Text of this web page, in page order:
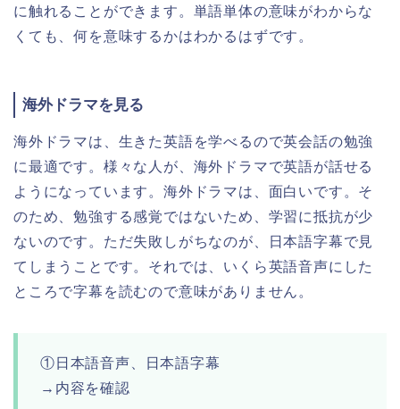
に触れることができます。単語単体の意味がわからな
くても、何を意味するかはわかるはずです。
海外ドラマを見る
海外ドラマは、生きた英語を学べるので英会話の勉強
に最適です。様々な人が、海外ドラマで英語が話せる
ようになっています。海外ドラマは、面白いです。そ
のため、勉強する感覚ではないため、学習に抵抗が少
ないのです。ただ失敗しがちなのが、日本語字幕で見
てしまうことです。それでは、いくら英語音声にした
ところで字幕を読むので意味がありません。
①日本語音声、日本語字幕
→内容を確認